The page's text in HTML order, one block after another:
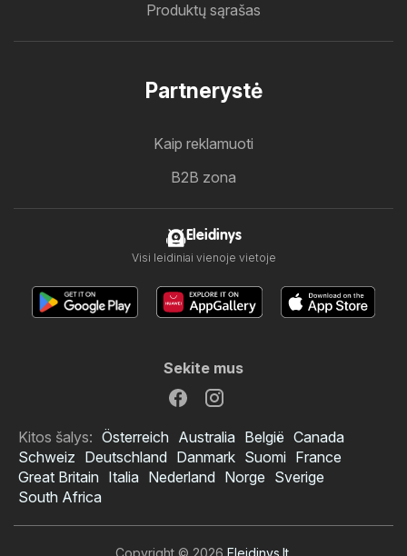
Produktų sąrašas
Partnerystė
Kaip reklamuoti
B2B zona
Eleidinys
Visi leidiniai vienoje vietoje
Sekite mus
Kitos šalys: Österreich Australia België Canada
Schweiz Deutschland Danmark Suomi France
Great Britain Italia Nederland Norge Sverige
South Africa